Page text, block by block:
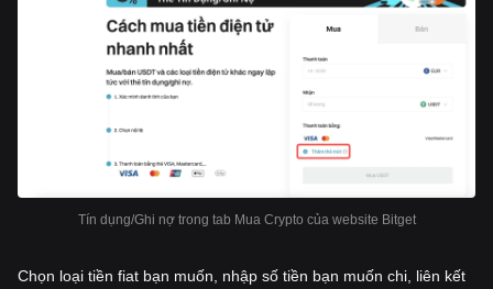
Tín dụng/Ghi nợ trong tab Mua Crypto của website Bitget
Chọn loại tiền fiat bạn muốn, nhập số tiền bạn muốn chi, liên kết